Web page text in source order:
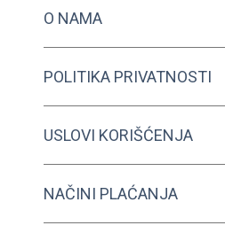
O NAMA
POLITIKA PRIVATNOSTI
USLOVI KORIŠĆENJA
NAČINI PLAĆANJA